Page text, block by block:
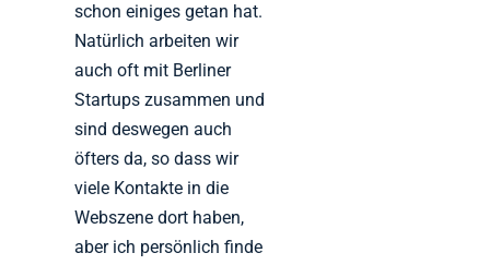
schon einiges getan hat.
Natürlich arbeiten wir
auch oft mit Berliner
Startups zusammen und
sind deswegen auch
öfters da, so dass wir
viele Kontakte in die
Webszene dort haben,
aber ich persönlich finde